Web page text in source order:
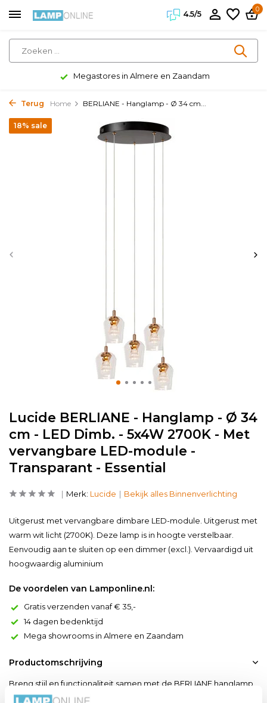
4.5/5
0
Megastores in Almere en Zaandam
Terug Home BERLIANE - Hanglamp - Ø 34 cm...
Lucide BERLIANE - Hanglamp - Ø 34
cm - LED Dimb. - 5x4W 2700K - Met
vervangbare LED-module -
Transparant - Essential
18% sale
Merk: Lucide Bekijk alles Binnenverlichting
Uitgerust met vervangbare dimbare LED-module. Uitgerust met
warm wit licht (2700K). Deze lamp is in hoogte verstelbaar.
Eenvoudig aan te sluiten op een dimmer (excl.). Vervaardigd uit
hoogwaardig aluminium
De voordelen van Lamponline.nl:
Gratis verzenden vanaf € 35,-
14 dagen bedenktijd
Mega showrooms in Almere en Zaandam
Productomschrijving
Breng stijl en functionaliteit samen met de BERLIANE hanglamp
van Lucide. Deze moderne lamp met een royale diameter van